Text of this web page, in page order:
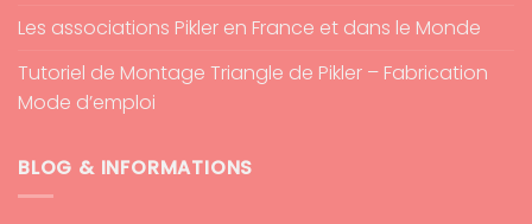
Les associations Pikler en France et dans le Monde
Tutoriel de Montage Triangle de Pikler – Fabrication
Mode d’emploi
BLOG & INFORMATIONS